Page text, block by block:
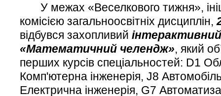
У межах «Веселкового тижня»,
комісією загальноосвітніх дисциплін,
відбувся захопливий інтерактивний
«Математичний челендж», який
перших курсів спеціальностей: D1
Комп'ютерна інженерія, J8
Електрична інженерія, G7